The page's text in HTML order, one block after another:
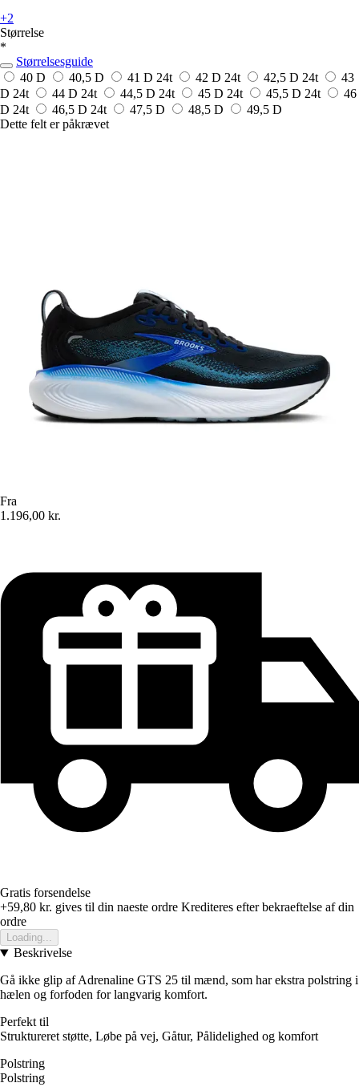
+2
Størrelse
*
Størrelsesguide
40 D
40,5 D 41 D 24t 42 D 24t 42,5 D 24t
43
D 24t 44 D 24t 44,5 D 24t 45 D 24t 45,5 D 24t
46
D 24t 46,5 D 24t 47,5 D 48,5 D
49,5 D
Dette felt er påkrævet
Fra
1.196,00 kr.
Gratis forsendelse
+59,80 kr. gives til din naeste ordre Krediteres efter bekraeftelse af din
ordre
Loading...
Beskrivelse
Gå ikke glip af Adrenaline GTS 25 til mænd, som har ekstra polstring i
hælen og forfoden for langvarig komfort.
Perfekt til
Struktureret støtte, Løbe på vej, Gåtur, Pålidelighed og komfort
Polstring
Polstring